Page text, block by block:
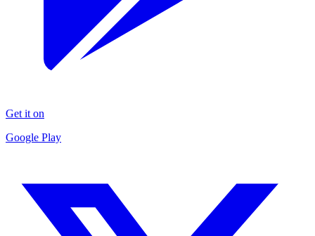
Get it on
Google Play